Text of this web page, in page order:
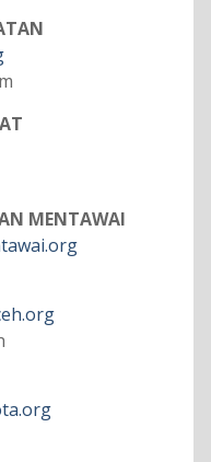
MENTAWAI